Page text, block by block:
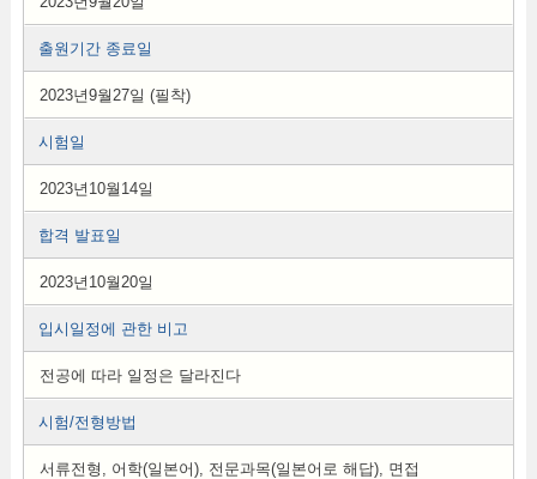
출원기간 종료일
2023년9월27일 (필착)
시험일
2023년10월14일
합격 발표일
2023년10월20일
입시일정에 관한 비고
전공에 따라 일정은 달라진다
시험/전형방법
서류전형, 어학(일본어), 전문과목(일본어로 해답), 면접